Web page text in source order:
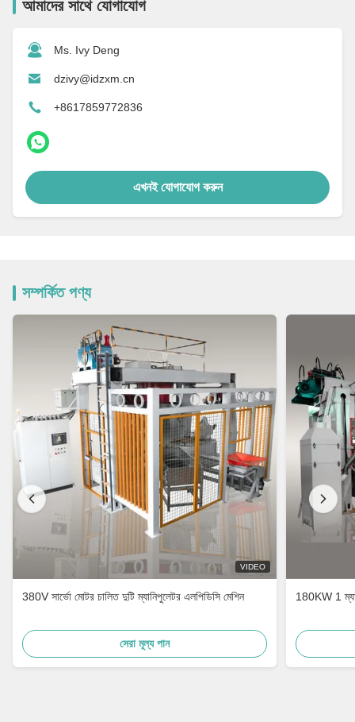
আমাদের সাথে যোগাযোগ
Ms. Ivy Deng
dzivy@idzxm.cn
+8617859772836
এখনই যোগাযোগ করুন
সম্পর্কিত পণ্য
VIDEO
380V সার্ভো মোটর চালিত দুটি ম্যানিপুলেটর এলপিডিসি মেশিন
সেরা মূল্য পান
180KW 1